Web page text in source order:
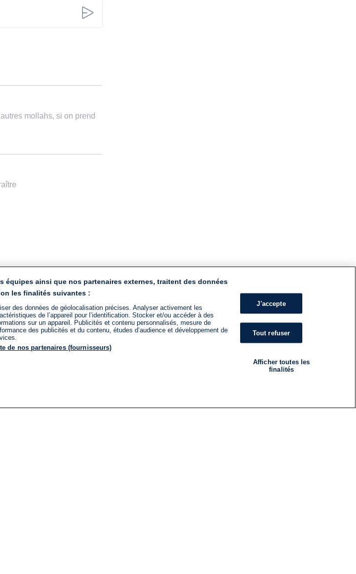
mollahs, si on prend
équipes ainsi que nos partenaires externes, traitent des données
les finalités suivantes :
des données de géolocalisation précises. Analyser activement les
de l’appareil pour l’identification. Stocker et/ou accéder à des
sur un appareil. Publicités et contenu personnalisés, mesure de
des publicités et du contenu, études d’audience et développement de
de nos partenaires (fournisseurs)
J'accepte
Tout refuser
Afficher toutes les
finalités